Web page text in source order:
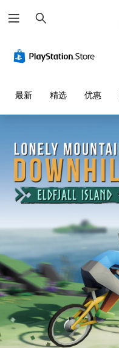
索
最新 精选 优惠